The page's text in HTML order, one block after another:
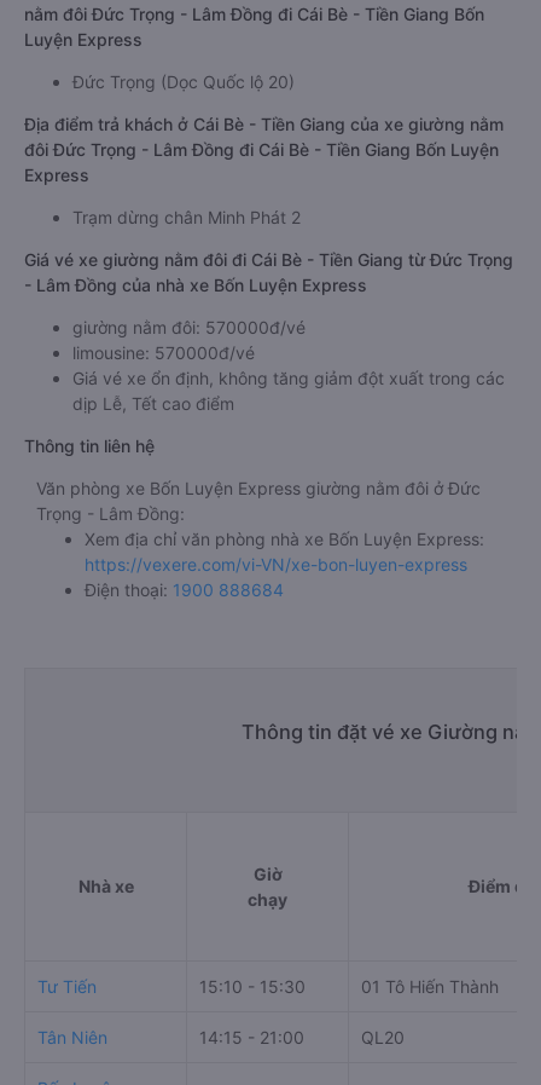
nằm đôi Đức Trọng - Lâm Đồng đi Cái Bè - Tiền Giang Bốn
Luyện Express
Đức Trọng (Dọc Quốc lộ 20)
Địa điểm trả khách ở Cái Bè - Tiền Giang của xe giường nằm
đôi Đức Trọng - Lâm Đồng đi Cái Bè - Tiền Giang Bốn Luyện
Express
Trạm dừng chân Minh Phát 2
Giá vé xe giường nằm đôi đi Cái Bè - Tiền Giang từ Đức Trọng
- Lâm Đồng của nhà xe Bốn Luyện Express
giường nằm đôi: 570000đ/vé
limousine: 570000đ/vé
Giá vé xe ổn định, không tăng giảm đột xuất trong các
dịp Lễ, Tết cao điểm
Thông tin liên hệ
Văn phòng xe Bốn Luyện Express giường nằm đôi ở Đức
Trọng - Lâm Đồng:
Xem địa chỉ văn phòng nhà xe Bốn Luyện Express:
https://vexere.com/vi-VN/xe-bon-luyen-express
Điện thoại: 1900 888684
Thông tin đặt vé xe Giường
Nhà xe
Giờ
chạy
Điểm đi
Tư Tiến 15:10 - 15:30 01 Tô Hiến Thành
Tân Niên 14:15 - 21:00 QL20